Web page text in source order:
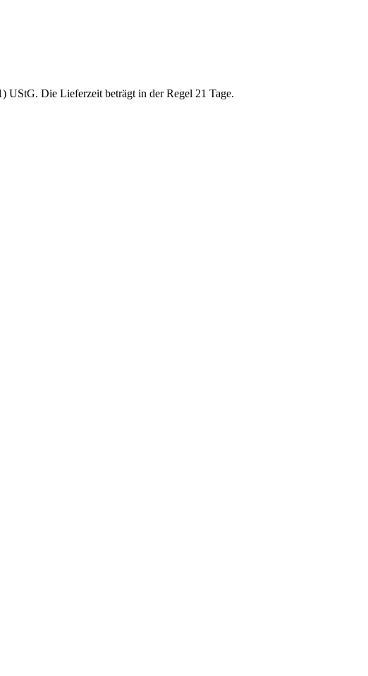
UStG. Die Lieferzeit beträgt in der Regel 21 Tage.